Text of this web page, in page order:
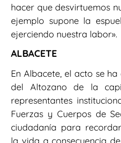
hacer que desvirtuemos
ejemplo supone la
ejerciendo nuestra labor».
ALBACETE
En Albacete, el acto se
del Altozano de la
representantes
Fuerzas y Cuerpos de
ciudadanía para